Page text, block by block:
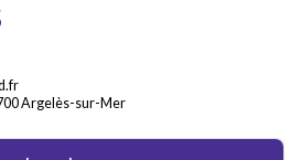
Argelès-sur-Mer